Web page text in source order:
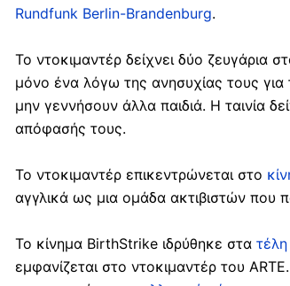
Rundfunk Berlin-Brandenburg.
Το ντοκιμαντέρ δείχνει δύο ζευγάρια
μόνο ένα λόγω της ανησυχίας τους για
μην γεννήσουν άλλα παιδιά. Η ταινία
απόφασής τους.
Το ντοκιμαντέρ επικεντρώνεται στο
αγγλικά ως μια ομάδα ακτιβιστών που
Το κίνημα BirthStrike ιδρύθηκε στα
εμφανίζεται στο ντοκιμαντέρ του ARTE.